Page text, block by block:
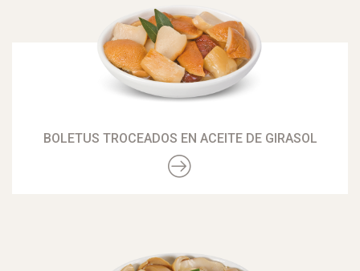
BOLETUS TROCEADOS EN ACEITE DE GIRASOL